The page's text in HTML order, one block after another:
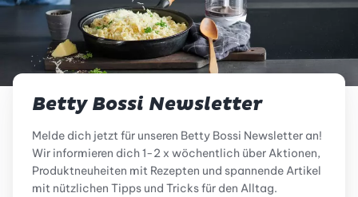
Betty Bossi Newsletter
Melde dich jetzt für unseren Betty Bossi Newsletter an!
Wir informieren dich 1-2 x wöchentlich über Aktionen,
Produktneuheiten mit Rezepten und spannende Artikel
mit nützlichen Tipps und Tricks für den Alltag.